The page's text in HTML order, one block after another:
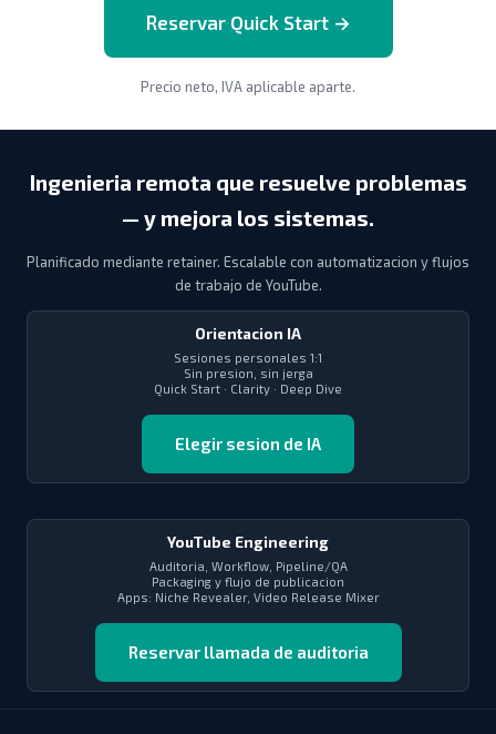
Reservar Quick Start →
Precio neto, IVA aplicable aparte.
Ingenieria remota que resuelve problemas
— y mejora los sistemas.
Planificado mediante retainer. Escalable con automatizacion y flujos
de trabajo de YouTube.
Orientacion IA
Sesiones personales 1:1
Sin presion, sin jerga
Quick Start · Clarity · Deep Dive
Elegir sesion de IA
YouTube Engineering
Auditoria, Workflow, Pipeline/QA
Packaging y flujo de publicacion
Apps: Niche Revealer, Video Release Mixer
Reservar llamada de auditoria